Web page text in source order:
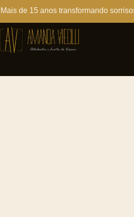
Mais de 15 anos transformando